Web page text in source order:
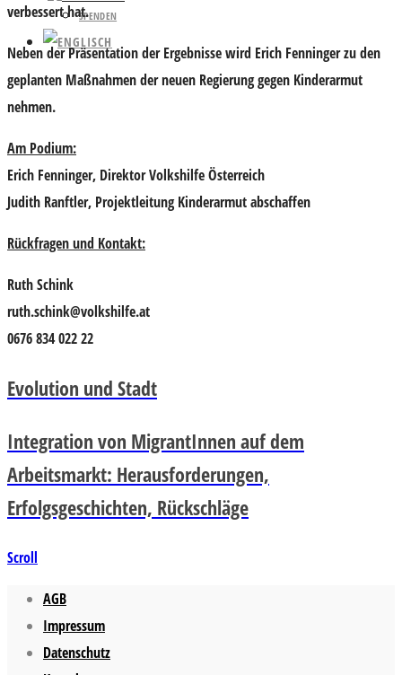
SPENDEN
verbessert hat.
Neben der Präsentation der Ergebnisse wird Erich Fenninger zu den
geplanten Maßnahmen der neuen Regierung gegen Kinderarmut
nehmen.
Am Podium:
Erich Fenninger, Direktor Volkshilfe Österreich
Judith Ranftler, Projektleitung Kinderarmut abschaffen
Rückfragen und Kontakt:
Ruth Schink
ruth.schink@volkshilfe.at
0676 834 022 22
Evolution und Stadt
Integration von MigrantInnen auf dem
Arbeitsmarkt: Herausforderungen,
Erfolgsgeschichten, Rückschläge
Scroll
AGB
Impressum
Datenschutz